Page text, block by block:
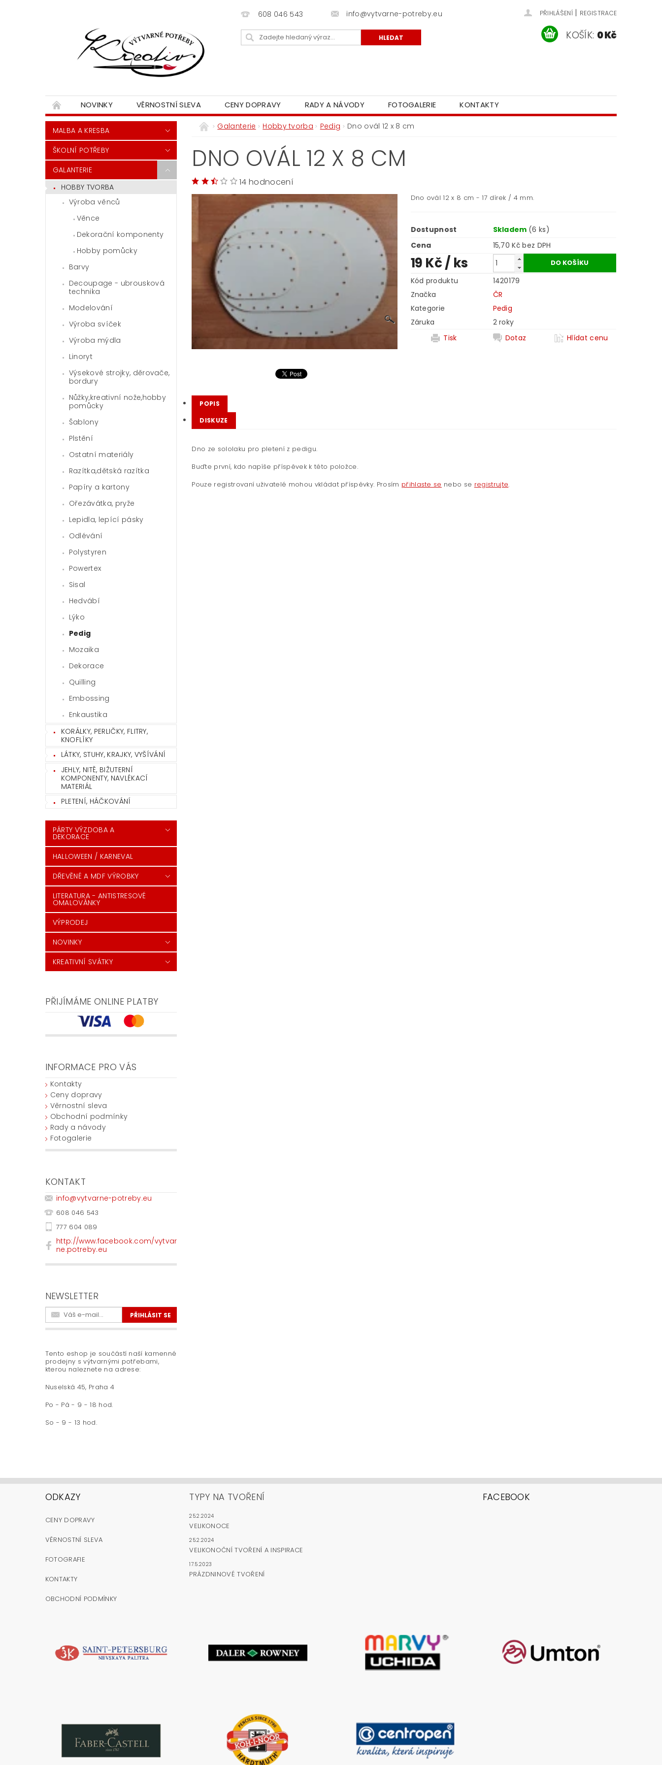
608 046 543 info@vytvarne-potreby.eu PŘIHLÁŠENÍ | REGISTRACE
KOŠÍK: 0 Kč
NOVINKY VĚRNOSTNÍ SLEVA CENY DOPRAVY RADY A NÁVODY FOTOGALERIE KONTAKTY
MALBA A KRESBA
ŠKOLNÍ POTŘEBY
GALANTERIE
HOBBY TVORBA
Výroba věnců
Věnce
Dekorační komponenty
Hobby pomůcky
Barvy
Decoupage - ubrousková
technika
Modelování
Výroba svíček
Výroba mýdla
Linoryt
Výsekové strojky, děrovače,
bordury
Nůžky,kreativní nože,hobby
pomůcky
Šablony
Plstění
Ostatní materiály
Razítka,dětská razítka
Papíry a kartony
Ořezávátka, pryže
Lepidla, lepící pásky
Odlévání
Polystyren
Powertex
Sisal
Hedvábí
Lýko
Pedig
Mozaika
Dekorace
Quilling
Embossing
Enkaustika
KORÁLKY, PERLIČKY, FLITRY,
KNOFLÍKY
LÁTKY, STUHY, KRAJKY, VYŠÍVÁNÍ
JEHLY, NITĚ, BIŽUTERNÍ
KOMPONENTY, NAVLÉKACÍ
MATERIÁL
PLETENÍ, HÁČKOVÁNÍ
PÁRTY VÝZDOBA A
DEKORACE
HALLOWEEN / KARNEVAL
DŘEVĚNÉ A MDF VÝROBKY
LITERATURA - ANTISTRESOVÉ
OMALOVÁNKY
VÝPRODEJ
NOVINKY
KREATIVNÍ SVÁTKY
PŘIJÍMÁME ONLINE PLATBY
INFORMACE PRO VÁS
Kontakty
Ceny dopravy
Věrnostní sleva
Obchodní podmínky
Rady a návody
Fotogalerie
KONTAKT
info@vytvarne-potreby.eu
608 046 543
777 604 089
http://www.facebook.com/vytvar
ne.potreby.eu
NEWSLETTER
Tento eshop je součástí naší kamenné
prodejny s výtvarnými potřebami,
kterou naleznete na adrese:
Nuselská 45, Praha 4
Po - Pá - 9 - 18 hod.
So - 9 - 13 hod.
Galanterie Hobby tvorba Pedig Dno ovál 12 x 8 cm
DNO OVÁL 12 X 8 CM
14 hodnocení
Dno ovál 12 x 8 cm - 17 dírek / 4 mm.
Dostupnost Skladem (6 ks)
Cena
15,70 Kč bez DPH
19 Kč/ ks
Kód produktu
1420179
Značka
ČR
Kategorie
Pedig
Záruka
2 roky
Tisk
Dotaz Hlídat cenu
POPIS
DISKUZE
Dno ze sololaku pro pletení z pedigu.
Buďte první, kdo napíše příspěvek k této položce.
Pouze registrovaní uživatelé mohou vkládat příspěvky. Prosím přihlaste se nebo se registrujte.
ODKAZY
CENY DOPRAVY
VĚRNOSTNÍ SLEVA
FOTOGRAFIE
KONTAKTY
OBCHODNÍ PODMÍNKY
TYPY NA TVOŘENÍ
25.2.2024
VELIKONOCE
25.2.2024
VELIKONOČNÍ TVOŘENÍ A INSPIRACE
17.5.2023
PRÁZDNINOVÉ TVOŘENÍ
FACEBOOK